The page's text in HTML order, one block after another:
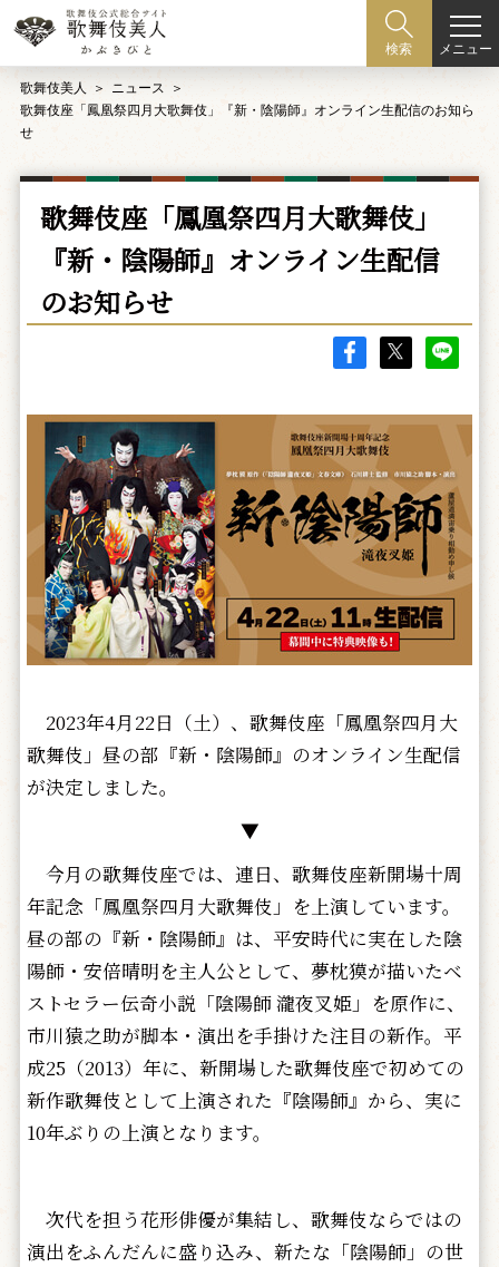
検索 メニュー
歌舞伎美人
ニュース
歌舞伎座「鳳凰祭四月大歌舞伎」『新・陰陽師』オンライン生配信のお知ら
せ
歌舞伎座「鳳凰祭四月大歌舞伎」
『新・陰陽師』オンライン生配信
のお知らせ
2023年4月22日（土）、歌舞伎座「鳳凰祭四月大
歌舞伎」昼の部『新・陰陽師』のオンライン生配信
が決定しました。
▼
今月の歌舞伎座では、連日、歌舞伎座新開場十周
年記念「鳳凰祭四月大歌舞伎」を上演しています。
昼の部の『新・陰陽師』は、平安時代に実在した陰
陽師・安倍晴明を主人公として、夢枕獏が描いたベ
ストセラー伝奇小説「陰陽師 瀧夜叉姫」を原作に、
市川猿之助が脚本・演出を手掛けた注目の新作。平
成25（2013）年に、新開場した歌舞伎座で初めての
新作歌舞伎として上演された『陰陽師』から、実に
10年ぶりの上演となります。
次代を担う花形俳優が集結し、歌舞伎ならではの
演出をふんだんに盛り込み、新たな「陰陽師」の世